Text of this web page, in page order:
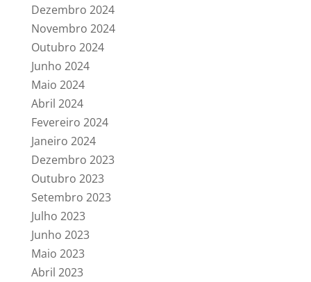
Dezembro 2024
Novembro 2024
Outubro 2024
Junho 2024
Maio 2024
Abril 2024
Fevereiro 2024
Janeiro 2024
Dezembro 2023
Outubro 2023
Setembro 2023
Julho 2023
Junho 2023
Maio 2023
Abril 2023